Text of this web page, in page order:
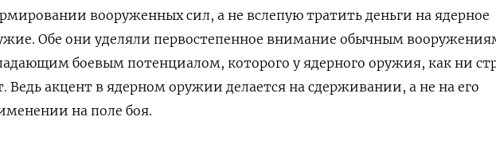
вооруженных сил, а не вслепую тратить деньги на ядерное
Обе они уделяли первостепенное внимание обычным
боевым потенциалом, которого у ядерного оружия, как ни
Ведь акцент в ядерном оружии делается на сдерживании, а не на его
на поле боя.